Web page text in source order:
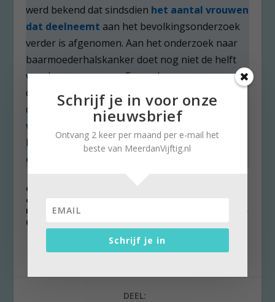
werd bekend dat sindsdien het aantal vrouwen
dat deelneemt aan het bevolkingsonderzoek
verder is afgenomen. Aan het onderzoek naar
baarmoederhalskanker doet nog niet de helft
van de vrouwen mee. En op de oproep voor
darmkankeronderzoek reageert net iets meer
dan tweederde van de mensen, staat op de
website van de RIVMte lezen. Stella Ruisch
knijpt in haar handen dat zehaar tegenzin
overwon
Openingsfoto: collage van de oproep voor
darmkankeronderzoek, het ‘borsteltje’ voor
baarmoederhalskanker en het maken van een mammografie
(foto ziekenhuis Zuyderland)
DEEL:
Schrijf je in voor onze
nieuwsbrief
Ontvang 2 keer per maand per e-mail het
beste van MeerdanVijftig.nl
Schrijf je in